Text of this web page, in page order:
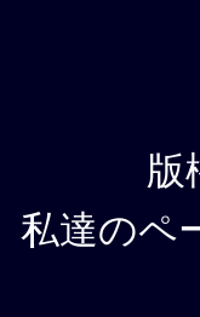
版
私達のペ